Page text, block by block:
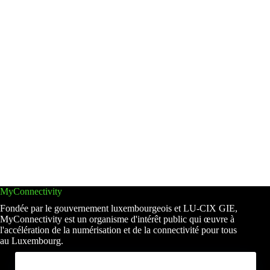
MyConnectivity
Fondée par le gouvernement luxembourgeois et LU-CIX GIE,
MyConnectivity est un organisme d'intérêt public qui œuvre à
l'accélération de la numérisation et de la connectivité pour tous
au Luxembourg.